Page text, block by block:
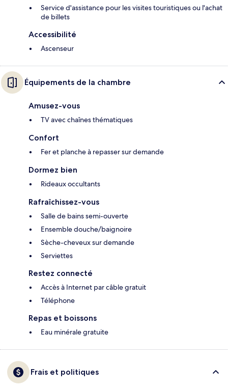
Service d'assistance pour les visites touristiques ou l'achat
de billets
Accessibilité
Ascenseur
Équipements de la chambre
Amusez-vous
TV avec chaînes thématiques
Confort
Fer et planche à repasser sur demande
Dormez bien
Rideaux occultants
Rafraîchissez-vous
Salle de bains semi-ouverte
Ensemble douche/baignoire
Sèche-cheveux sur demande
Serviettes
Restez connecté
Accès à Internet par câble gratuit
Téléphone
Repas et boissons
Eau minérale gratuite
Frais et politiques